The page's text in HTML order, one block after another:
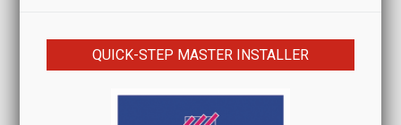
QUICK-STEP MASTER INSTALLER